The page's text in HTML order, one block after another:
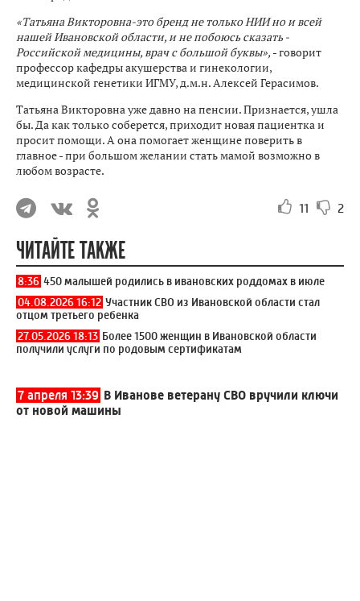
«Татьяна Викторовна-это бренд не только НИИ но и всей
нашей Ивановской области, и не побоюсь сказать -
Российской медицины, врач с большой буквы», - говорит
профессор кафедры акушерства и гинекологии,
медицинской генетики ИГМУ, д.м.н. Алексей Герасимов.
Татьяна Викторовна уже давно на пенсии. Признается, ушла
бы. Да как только соберется, приходит новая пациентка и
просит помощи. А она помогает женщине поверить в
главное - при большом желании стать мамой возможно в
любом возрасте.
11 2
ЧИТАЙТЕ ТАКЖЕ
8:36 450 малышей родились в ивановских роддомах в июле
04.08.2026 16:12 Участник СВО из Ивановской области стал
отцом третьего ребенка
27.05.2026 18:13 Более 1500 женщин в Ивановской области
получили услуги по родовым сертификатам
7 апреля 13:39 В Иванове ветерану СВО вручили ключи
от новой машины